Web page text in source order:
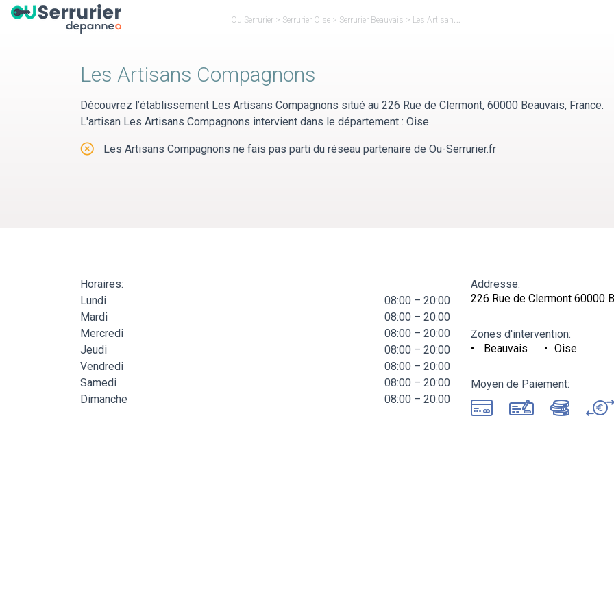
Panneau de gestion des cookies
Ou Serrurier > Serrurier Oise > Serrurier Beauvais > Les Artisans Compagnons
Les Artisans Compagnons
Découvrez l’établissement Les Artisans Compagnons situé au 226 Rue de Clermont, 60000 Beauvais, France.
L'artisan Les Artisans Compagnons intervient dans le département : Oise
Les Artisans Compagnons ne fais pas parti du réseau partenaire de Ou-Serrurier.fr
Horaires:
Lundi
08:00 – 20:00
Mardi
08:00 – 20:00
Mercredi
08:00 – 20:00
Jeudi
08:00 – 20:00
Vendredi
08:00 – 20:00
Samedi
08:00 – 20:00
Dimanche
08:00 – 20:00
Addresse:
226 Rue de Clermont 60000
Zones d'intervention:
Beauvais
Oise
Moyen de Paiement: